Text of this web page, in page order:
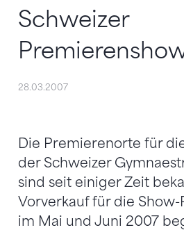
Schweizer
28.03.2007
Die Premierenorte für
der Schweizer
sind seit einiger Zeit
Vorverkauf für die
im Mai und Juni 2007